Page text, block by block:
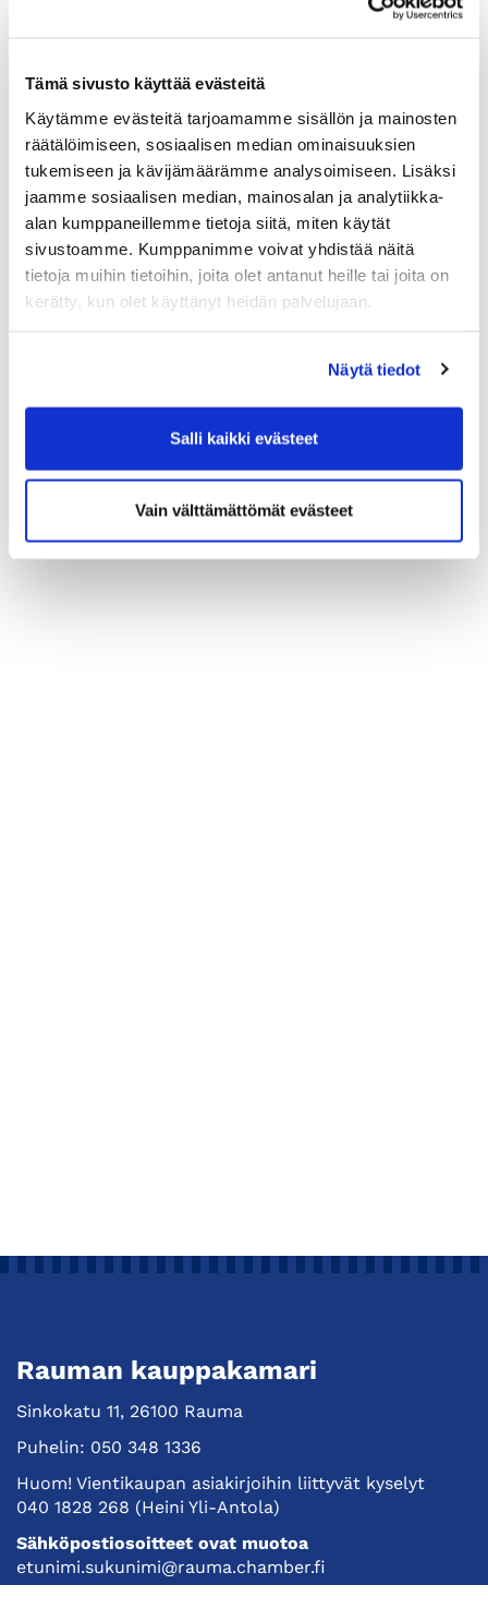
Tämä sivusto käyttää evästeitä
Käytämme evästeitä tarjoamamme sisällön ja mainosten
räätälöimiseen, sosiaalisen median ominaisuuksien
tukemiseen ja kävijämäärämme analysoimiseen. Lisäksi
jaamme sosiaalisen median, mainosalan ja analytiikka-
alan kumppaneillemme tietoja siitä, miten käytät
sivustoamme. Kumppanimme voivat yhdistää näitä
tietoja muihin tietoihin, joita olet antanut heille tai joita on
kerätty, kun olet käyttänyt heidän palvelujaan.
Näytä tiedot
Salli kaikki evästeet
Vain välttämättömät evästeet
Rekisteröidy
uutiskirjeen
Olen lukenut tietosuojaselosteen ja
hyväksyn henkilötietojeni käsittelyn (*)
(*) Tieto on pakollinen
Rauman kauppakamari
Sinkokatu 11, 26100 Rauma
Puhelin: 050 348 1336
Huom! Vientikaupan asiakirjoihin liittyvät kyselyt
040 1828 268 (Heini Yli-Antola)
Sähköpostiosoitteet ovat muotoa
etunimi.sukunimi@rauma.chamber.fi